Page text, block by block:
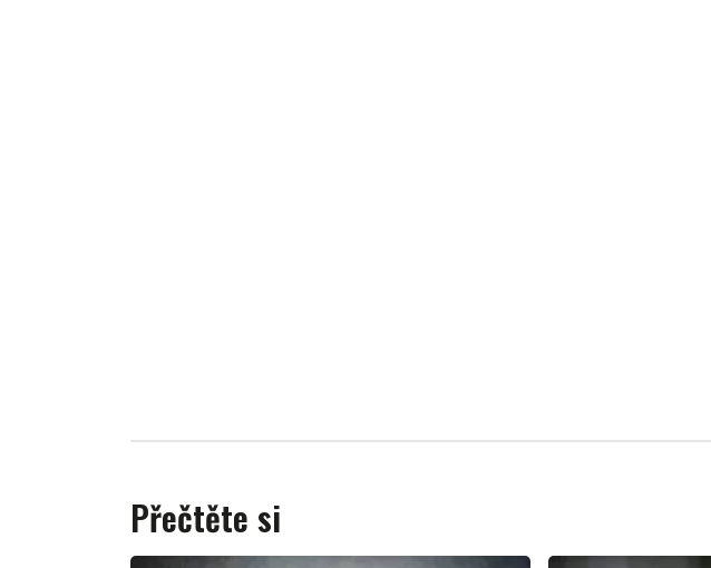
Přečtěte si